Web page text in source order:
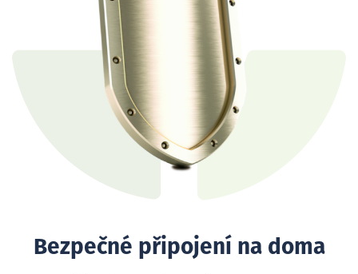
Bezpečné připojení na doma